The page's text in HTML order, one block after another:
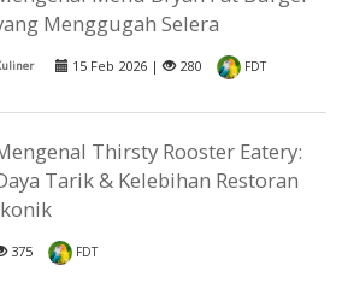
Menggugah Selera
15 Feb 2026 | 280 FDT
Thirsty Rooster Eatery:
Tarik & Kelebihan Restoran
375 FDT